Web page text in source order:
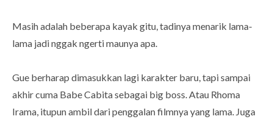
Masih adalah beberapa kayak gitu, tadinya menarik lama-
lama jadi nggak ngerti maunya apa.
Gue berharap dimasukkan lagi karakter baru, tapi sampai
akhir cuma Babe Cabita sebagai big boss. Atau Rhoma
Irama, itupun ambil dari penggalan filmnya yang lama. Juga